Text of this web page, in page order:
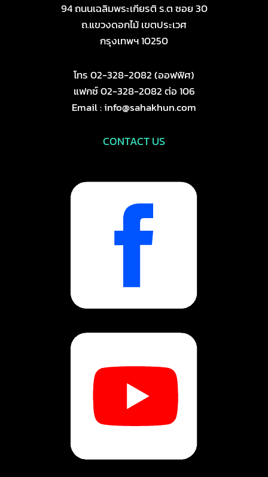
94 ถนนเฉลิมพระเกียรติ ร.ต ซอย 30
ถ.แขวงดอกไม้ เขตประเวศ
กรุงเทพฯ 10250
โทร 02-328-2082 (ออฟฟิศ)
แฟกซ์ 02-328-2082 ต่อ 106
Email : info@sahakhun.com
CONTACT US